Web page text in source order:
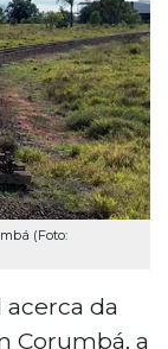
(Foto:
da
Corumbá, a